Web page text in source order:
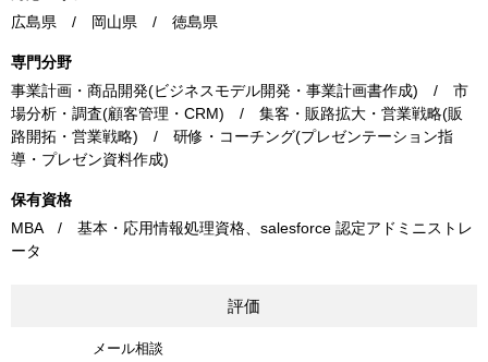
広島県 / 岡山県 / 徳島県
専門分野
事業計画・商品開発(ビジネスモデル開発・事業計画書作成) / 市
場分析・調査(顧客管理・CRM) / 集客・販路拡大・営業戦略(販
路開拓・営業戦略) / 研修・コーチング(プレゼンテーション指
導・プレゼン資料作成)
保有資格
MBA / 基本・応用情報処理資格、salesforce 認定アドミニストレ
ータ
評価
メール相談